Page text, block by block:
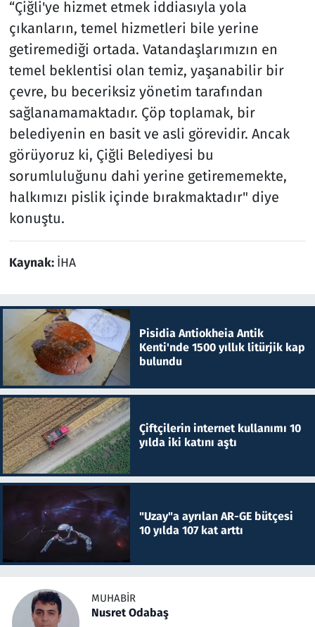
“Çiğli'ye hizmet etmek iddiasıyla yola
çıkanların, temel hizmetleri bile yerine
getiremediği ortada. Vatandaşlarımızın en
temel beklentisi olan temiz, yaşanabilir bir
çevre, bu beceriksiz yönetim tarafından
sağlanamamaktadır. Çöp toplamak, bir
belediyenin en basit ve asli görevidir. Ancak
görüyoruz ki, Çiğli Belediyesi bu
sorumluluğunu dahi yerine getirememekte,
halkımızı pislik içinde bırakmaktadır" diye
konuştu.
Kaynak: İHA
Pisidia Antiokheia Antik
Kenti'nde 1500 yıllık litürjik kap
bulundu
Çiftçilerin internet kullanımı 10
yılda iki katını aştı
"Uzay"a ayrılan AR-GE bütçesi
10 yılda 107 kat arttı
MUHABIR
Nusret Odabaş